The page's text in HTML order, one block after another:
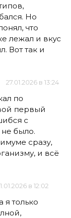
Но
что
лежал и вкус
Вот так и
27.01.2026 в 13:24
по
первый
с
было.
сразу,
и всё
в 12:02
я только